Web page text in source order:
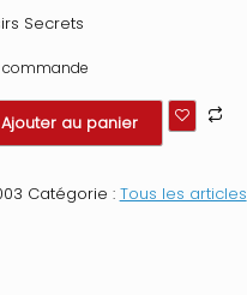
Secrets
Ajouter au panier
Catégorie : Tous les articles